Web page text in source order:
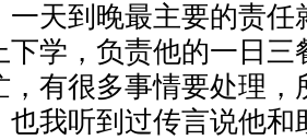
一天到晚最主要的责任
下学，负责他的一日三
，有很多事情要处理，
也我听到过传言说他和